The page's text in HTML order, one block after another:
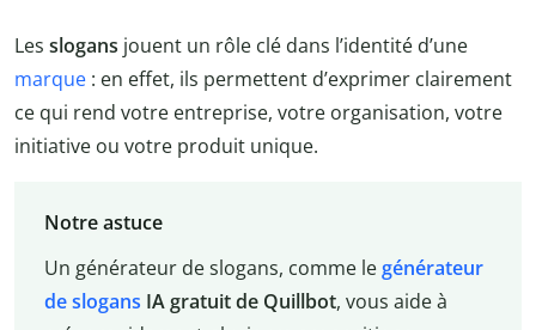
Les slogans jouent un rôle clé dans l’identité d’une
marque : en effet, ils permettent d’exprimer clairement
ce qui rend votre entreprise, votre organisation, votre
initiative ou votre produit unique.
Notre astuce
Un générateur de slogans, comme legénérateur
de slogans IA gratuit de Quillbot, vous aide à